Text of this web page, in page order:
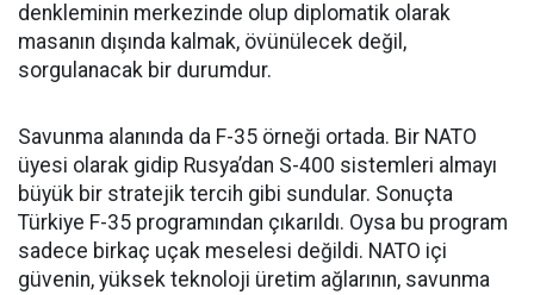
denkleminin merkezinde olup diplomatik olarak
masanın dışında kalmak, övünülecek değil,
sorgulanacak bir durumdur.
Savunma alanında da F-35 örneği ortada. Bir NATO
üyesi olarak gidip Rusya’dan S-400 sistemleri almayı
büyük bir stratejik tercih gibi sundular. Sonuçta
Türkiye F-35 programından çıkarıldı. Oysa bu program
sadece birkaç uçak meselesi değildi. NATO içi
güvenin, yüksek teknoloji üretim ağlarının, savunma